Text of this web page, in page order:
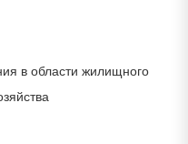
в области жилищного